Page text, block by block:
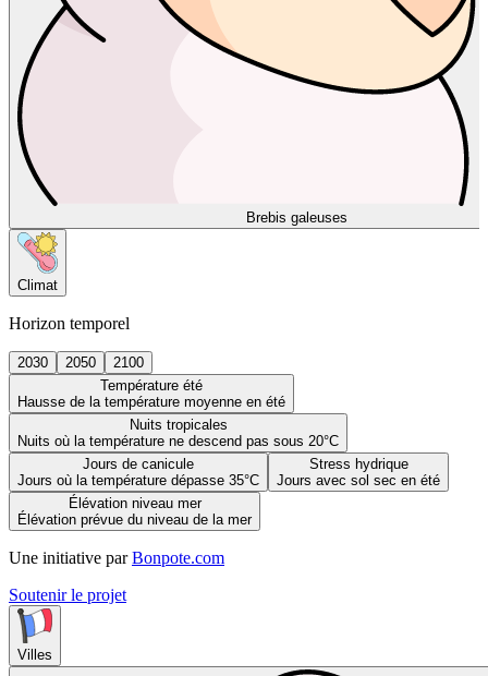
Brebis galeuses
Climat
Horizon temporel
2030 2050
2100
Température été
Hausse de la température moyenne en été
Nuits tropicales
Nuits où la température ne descend pas sous 20°C
Jours de canicule
Jours où la température dépasse 35°C
Stress hydrique
Jours avec sol sec en été
Élévation niveau mer
Élévation prévue du niveau de la mer
Une initiative par Bonpote.com
Soutenir le projet
Villes